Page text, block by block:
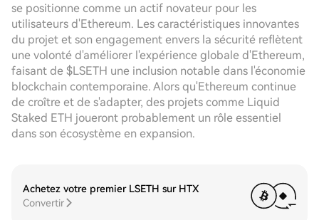
se positionne comme un actif novateur pour les
utilisateurs d'Ethereum. Les caractéristiques innovantes
du projet et son engagement envers la sécurité reflètent
une volonté d'améliorer l'expérience globale d'Ethereum,
faisant de $LSETH une inclusion notable dans l'économie
blockchain contemporaine. Alors qu'Ethereum continue
de croître et de s'adapter, des projets comme Liquid
Staked ETH joueront probablement un rôle essentiel
dans son écosystème en expansion.
Achetez votre premier LSETH sur HTX
Convertir